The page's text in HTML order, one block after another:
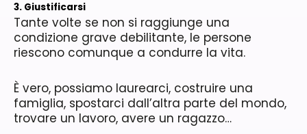
3. Giustificarsi
Tante volte se non si raggiunge una
condizione grave debilitante, le persone
riescono comunque a condurre la vita.
È vero, possiamo laurearci, costruire una
famiglia, spostarci dall’altra parte del mondo,
trovare un lavoro, avere un ragazzo…